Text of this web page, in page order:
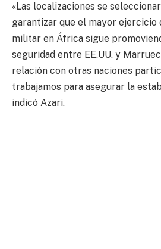
«Las localizaciones se
garantizar que el mayor ejercicio
militar en África sigue
seguridad entre EE.UU. y
relación con otras naciones
trabajamos para asegurar la
indicó Azari.